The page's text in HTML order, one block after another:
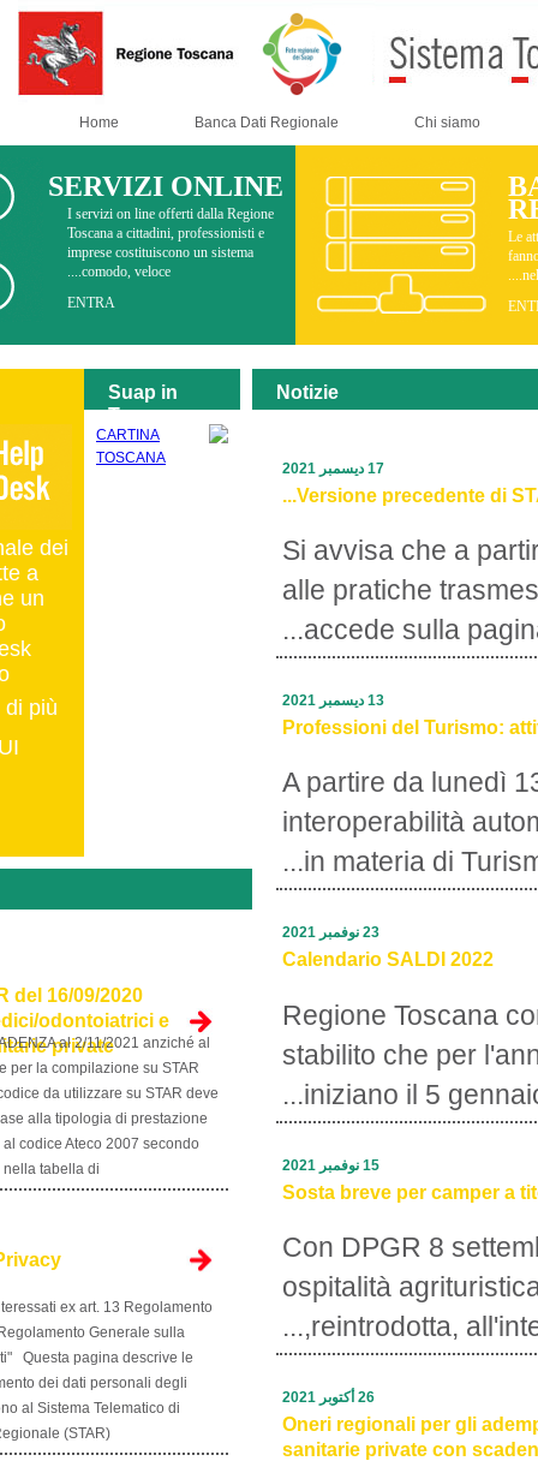
Home Banca Dati Regionale
SERVIZI ONLINE
I servizi on line offerti dalla Regione
Toscana a cittadini, professionisti e
imprese costituiscono un sistema
Versione
Si
alle
Professioni
A
in
Calendario
Regione
stabilito
Sosta
Con
Oneri
sanitarie
Suap in
Toscana
La rete regionale dei
disposizione un
Per saperne di più
DPGR n. 90/R del 16/09/2020
per Studi medici/odontoiatrici e
strutture sanitarie private
PROROGATA SCADENZA al 2/11/2021 anziché al
30/09/2021 – Note per la compilazione su STAR
ATTENZIONE : Il codice da utilizzare su STAR deve
essere scelto in base alla tipologia di prestazione
erogata e in base al codice Ateco 2007 secondo
quanto riportato nella tabella di...
Informativa Privacy
Informativa agli interessati ex art. 13 Regolamento
UE n. 679/2016 "Regolamento Generale sulla
protezione dei dati" Questa pagina descrive le
modalità di trattamento dei dati personali degli
utenti che accedono al Sistema Telematico di
Accettazione Regionale (STAR). ...